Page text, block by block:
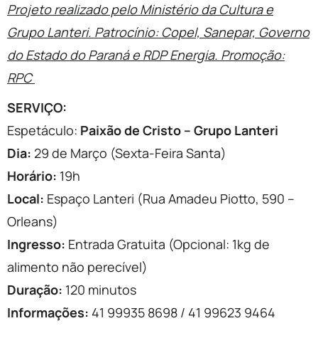
Projeto realizado pelo Ministério da Cultura e
Grupo Lanteri. Patrocínio: Copel, Sanepar, Governo
do Estado do Paraná e RDP Energia. Promoção:
RPC
SERVIÇO:
Espetáculo: Paixão de Cristo – Grupo Lanteri
Dia: 29 de Março (Sexta-Feira Santa)
Horário: 19h
Local: Espaço Lanteri (Rua Amadeu Piotto, 590 –
Orleans)
Ingresso: Entrada Gratuita (Opcional: 1kg de
alimento não perecível)
Duração: 120 minutos
Informações: 41 99935 8698 / 41 99623 9464